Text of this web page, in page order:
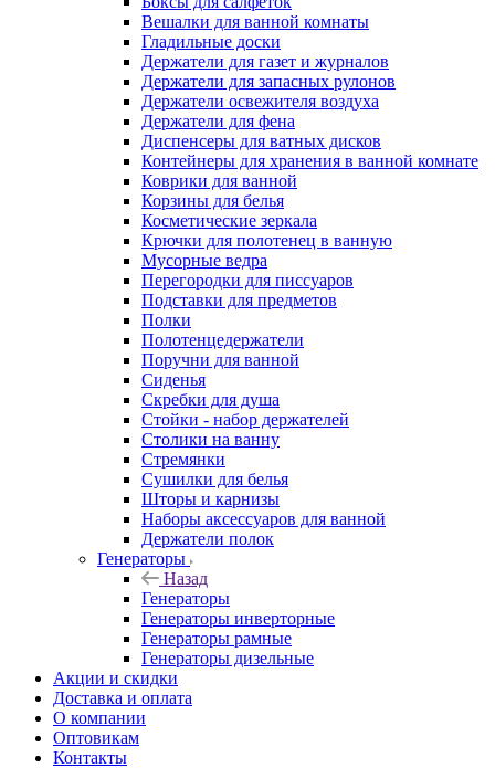
Вешалки для ванной комнаты
Гладильные доски
Держатели для газет и журналов
Держатели для запасных рулонов
Держатели освежителя воздуха
Держатели для фена
Диспенсеры для ватных дисков
Контейнеры для хранения в ванной комнате
Коврики для ванной
Корзины для белья
Косметические зеркала
Крючки для полотенец в ванную
Мусорные ведра
Перегородки для писсуаров
Подставки для предметов
Полки
Полотенцедержатели
Поручни для ванной
Сиденья
Скребки для душа
Стойки - набор держателей
Столики на ванну
Стремянки
Сушилки для белья
Шторы и карнизы
Наборы аксессуаров для ванной
Держатели полок
Генераторы
Назад
Генераторы
Генераторы инверторные
Генераторы рамные
Генераторы дизельные
Акции и скидки
Доставка и оплата
О компании
Оптовикам
Контакты